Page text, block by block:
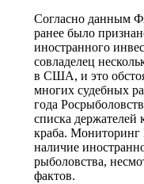
Согласно данным
ранее было
иностранного
совладелец
в США, и это
многих судебных
года
списка держателей
краба. Мониторинг
наличие
рыболовства,
фактов.